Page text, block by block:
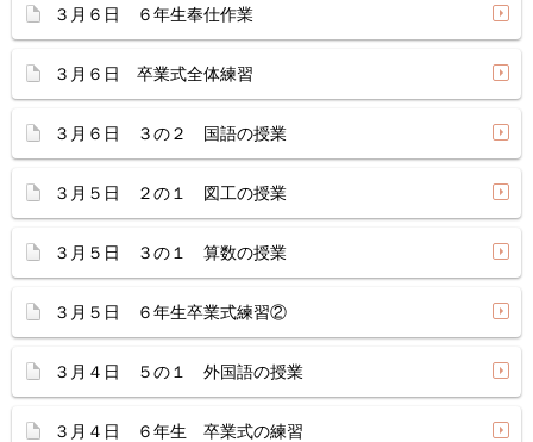
３月６日 ６年生奉仕作業
３月６日 卒業式全体練習
３月６日 ３の２ 国語の授業
３月５日 ２の１ 図工の授業
３月５日 ３の１ 算数の授業
３月５日 ６年生卒業式練習②
３月４日 ５の１ 外国語の授業
３月４日 ６年生 卒業式の練習